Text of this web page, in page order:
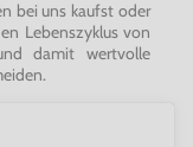
bei uns kaufst oder
Lebenszyklus von
damit wertvolle